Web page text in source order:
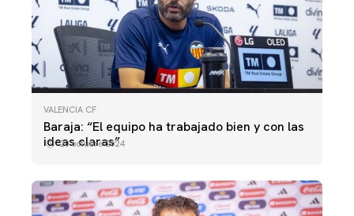
VALENCIA CF
Baraja: “El equipo ha trabajado bien y con las
ideas claras”
20 octubre 2024